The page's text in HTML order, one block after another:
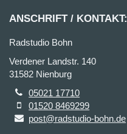
ANSCHRIFT / KONTAKT:
Radstudio Bohn
Verdener Landstr. 140
31582 Nienburg
05021 17710
01520 8469299
post@radstudio-bohn.de